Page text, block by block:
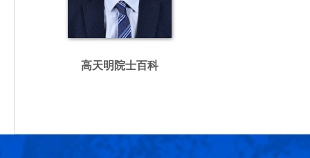
高天明院士百科